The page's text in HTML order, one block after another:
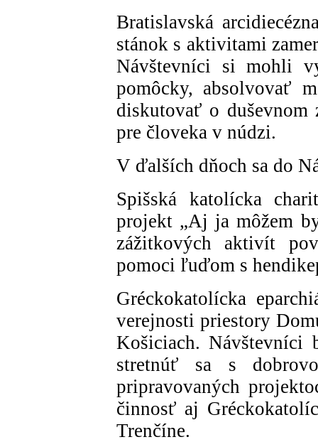
Bratislavská
stánok s aktivitami
Návštevníci si mohli
pomôcky, absolvovať
diskutovať o
pre človeka v núdzi.
V ďalších dňoch sa do
Spišská katolícka
projekt „Aj ja môžem
zážitkových aktivít
pomoci ľuďom s
Gréckokatolícka
verejnosti priestory
Košiciach. Návštevníci
stretnúť sa s
pripravovaných
činnosť aj
Trenčíne.